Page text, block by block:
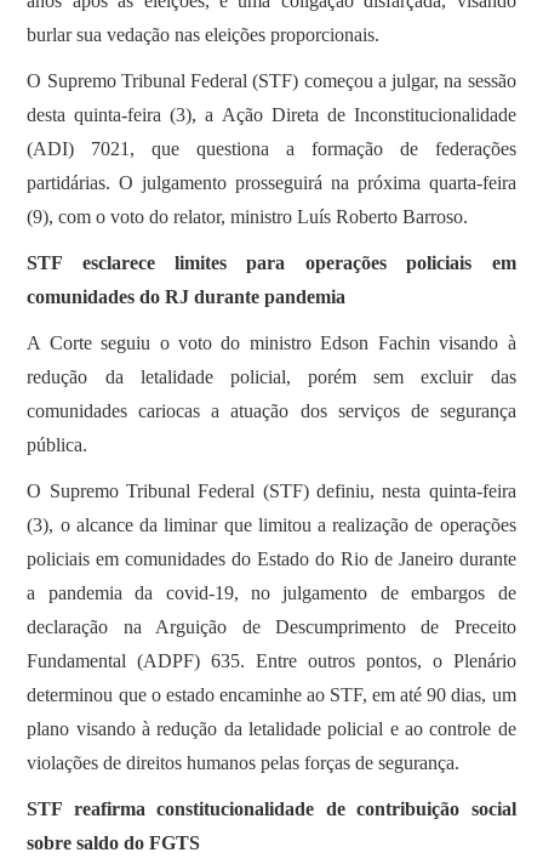
burlar sua vedação nas eleições proporcionais.
O Supremo Tribunal Federal (STF) começou a julgar, na sessão
desta quinta-feira (3), a Ação Direta de Inconstitucionalidade
(ADI) 7021, que questiona a formação de federações
partidárias. O julgamento prosseguirá na próxima quarta-feira
(9), com o voto do relator, ministro Luís Roberto Barroso.
STF ​esclarece limites para operações policiais em
comunidades do RJ durante pandemia
A Corte seguiu o voto do ministro Edson Fachin visando à
redução da letalidade policial, porém sem excluir das
comunidades cariocas a atuação dos serviços de segurança
pública.
O Supremo Tribunal Federal (STF) definiu, nesta quinta-feira
(3), o alcance da liminar que limitou a realização de operações
policiais em comunidades do Estado do Rio de Janeiro durante
a pandemia da covid-19, no julgamento de embargos de
declaração na Arguição de Descumprimento de Preceito
Fundamental (ADPF) 635. Entre outros pontos, o Plenário
determinou que o estado encaminhe ao STF, em até 90 dias, um
plano visando à redução da letalidade policial e ao controle de
violações de direitos humanos pelas forças de segurança.
STF reafirma constitucionalidade de contribuição social
sobre saldo do FGTS